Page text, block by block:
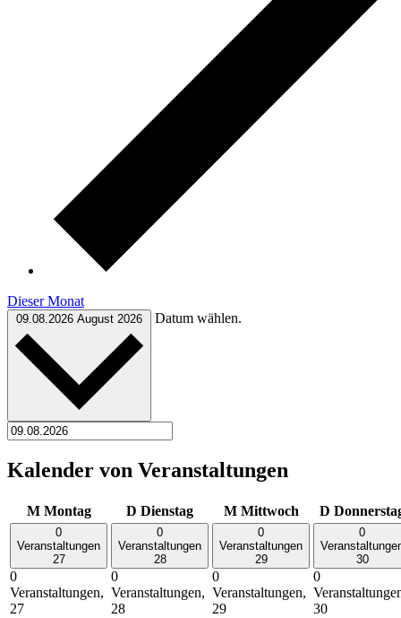
Dieser Monat
09.08.2026 August 2026 Datum wählen.
Kalender von Veranstaltungen
M Montag D Dienstag M Mittwoch D
0
Veranstaltungen
27
0
Veranstaltungen,
27
0
Veranstaltungen
28
0
Veranstaltungen,
28
0
Veranstaltungen
29
0
Veranstaltungen,
29
0
30
0
30